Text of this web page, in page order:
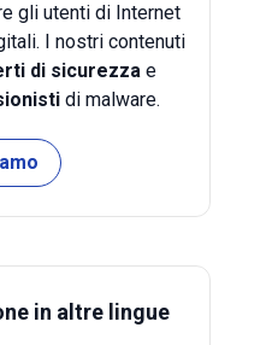
gli utenti di Internet
I nostri contenuti
di sicurezzae
di malware.
in altre lingue